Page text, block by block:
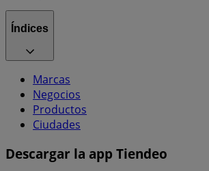
Índices
Marcas
Negocios
Productos
Ciudades
Descargar la app Tiendeo